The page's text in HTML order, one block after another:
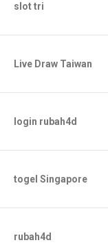
slot tri
Live Draw Taiwan
login rubah4d
togel Singapore
rubah4d